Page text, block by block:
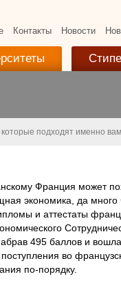
Контакты Новости
подходят именно вам
Франция может
экономика, да
и аттестаты
495 баллов и
во
по-порядку.